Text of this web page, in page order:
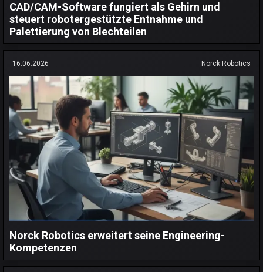
CAD/CAM-Software fungiert als Gehirn und
steuert robotergestützte Entnahme und
Palettierung von Blechteilen
16.06.2026 Norck Robotics
Norck Robotics erweitert seine Engineering-
Kompetenzen